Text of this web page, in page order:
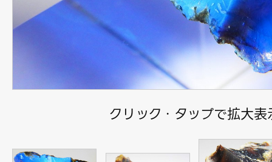
クリック・タップで拡大表